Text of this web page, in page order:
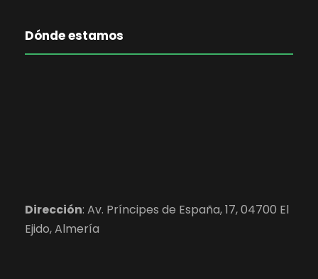
Dónde estamos
Dirección: Av. Príncipes de España, 17, 04700 El
Ejido,Almería